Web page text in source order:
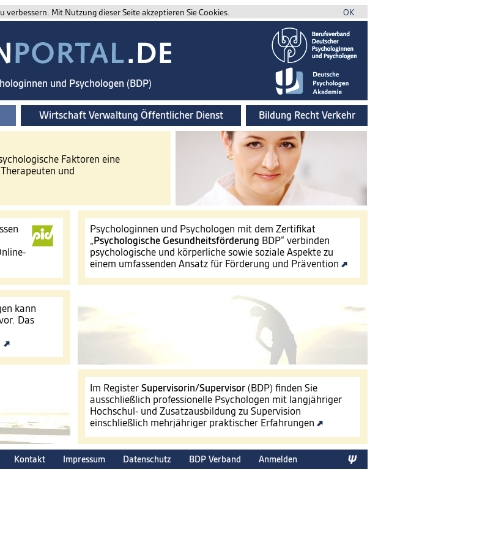
Mit Nutzung dieser Seite akzeptieren Sie Cookies. OK
und Psychologen (BDP)
Wirtschaft Verwaltung Öffentlicher Dienst Bildung Recht Verkehr
Faktoren eine
und
Psychologinnen und Psychologen mit dem Zertifikat
„Psychologische Gesundheitsförderung BDP“ verbinden
psychologische und körperliche sowie soziale Aspekte zu
einem umfassenden Ansatz für Förderung und Prävention
kann
Das
Im Register Supervisorin/Supervisor (BDP) finden Sie
ausschließlich professionelle Psychologen mit langjähriger
Hochschul- und Zusatzausbildung zu Supervision
einschließlich mehrjähriger praktischer Erfahrungen
Kontakt Impressum Datenschutz BDP Verband Anmelden